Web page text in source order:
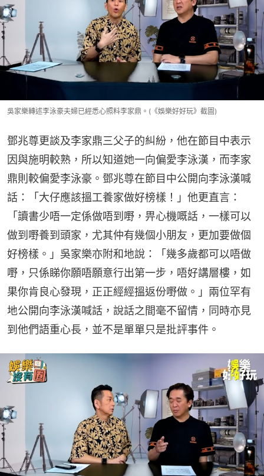
吳家樂轉述李泳豪夫婦已經悉心照料李家鼎。(《娛樂好好玩》截圖)
鄧兆尊更談及李家鼎三父子的糾紛，他在節目中表示
因與施明較熟，所以知道她一向偏愛李泳漢，而李家
鼎則較偏愛李泳豪。鄧兆尊在節目中公開向李泳漢喊
話：「大仔應該搵工養家做好榜樣！」他更直言：
「讀書少唔一定係做唔到嘢，畀心機嘅話，一樣可以
做到嘢養到頭家，尤其仲有幾個小朋友，更加要做個
好榜樣。」吳家樂亦附和地說：「幾多歲都可以唔做
嘢，只係睇你願唔願意行出第一步，唔好講層樓，如
果你肯良心發現，正正經經搵返份嘢做。」兩位罕有
地公開向李泳漢喊話，說話之間毫不留情，同時亦見
到他們語重心長，並不是單單只是批評事件。